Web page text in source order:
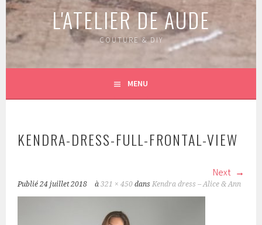
L'ATELIER DE AUDE
COUTURE & DIY
MENU
KENDRA-DRESS-FULL-FRONTAL-VIEW
Next
Publié24 juillet 2018 à321 × 450 dansKendra dress – Alice & Ann